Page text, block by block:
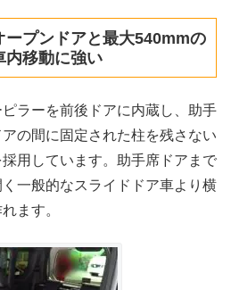
ープンドアと最大540mmの
内移動に強い
ラーを前後ドアに内蔵し、助手
の間に固定された柱を残さない
用しています。助手席ドアまで
一般的なスライドドア車より横
ます。